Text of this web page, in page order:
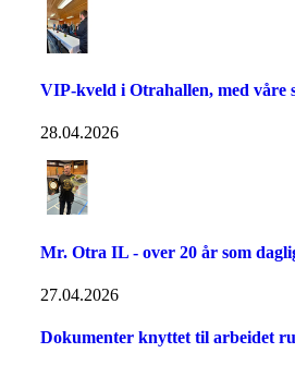
VIP-kveld i Otrahallen, med våre
28.04.2026
Mr. Otra IL - over 20 år som
27.04.2026
Dokumenter knyttet til arbeidet